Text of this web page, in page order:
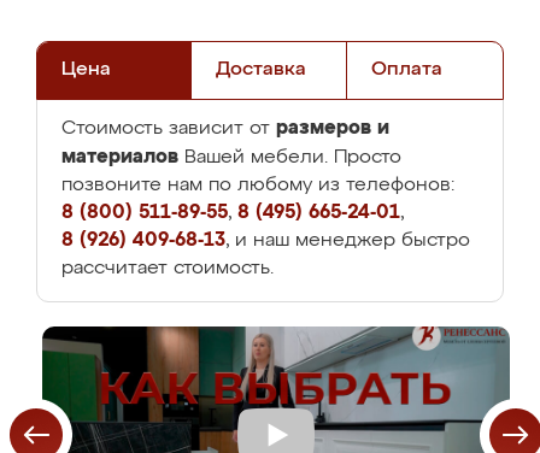
Цена Доставка Оплата
Стоимость зависит от размеров и
материалов Вашей мебели. Просто
позвоните нам по любому из телефонов:
8 (800) 511-89-55, 8 (495) 665-24-01,
8 (926) 409-68-13, и наш менеджер быстро
рассчитает стоимость.